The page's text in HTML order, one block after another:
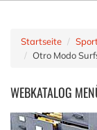
Startseite
Otro Modo
WEBKATALOG